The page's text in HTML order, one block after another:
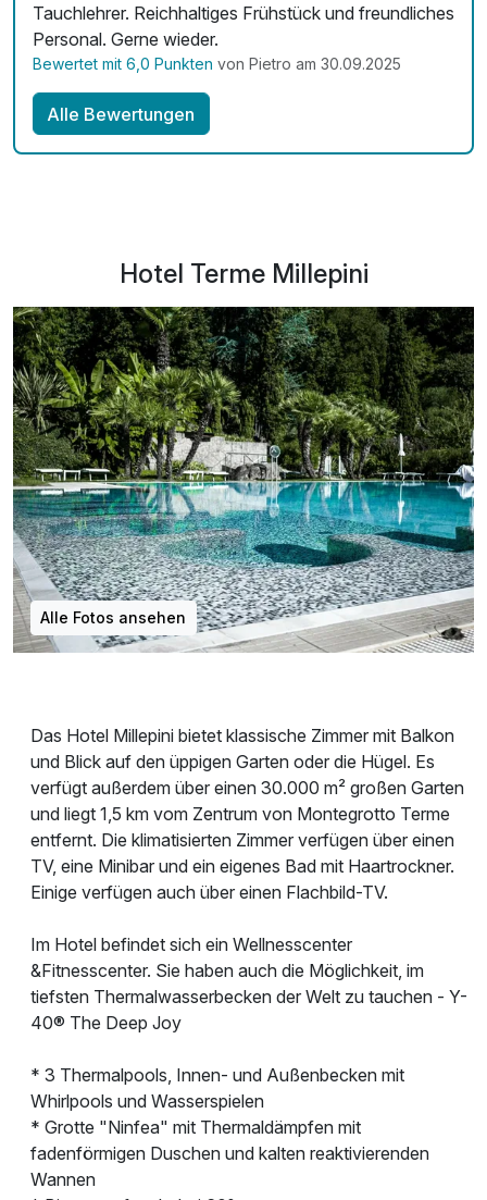
Tauchlehrer. Reichhaltiges Frühstück und freundliches
Personal. Gerne wieder.
Bewertet mit 6,0 Punkten von Pietro am 30.09.2025
Alle Bewertungen
Hotel Terme Millepini
Alle Fotos ansehen
Das Hotel Millepini bietet klassische Zimmer mit Balkon
und Blick auf den üppigen Garten oder die Hügel. Es
verfügt außerdem über einen 30.000 m² großen Garten
und liegt 1,5 km vom Zentrum von Montegrotto Terme
entfernt. Die klimatisierten Zimmer verfügen über einen
TV, eine Minibar und ein eigenes Bad mit Haartrockner.
Einige verfügen auch über einen Flachbild-TV.
Im Hotel befindet sich ein Wellnesscenter
&Fitnesscenter. Sie haben auch die Möglichkeit, im
tiefsten Thermalwasserbecken der Welt zu tauchen - Y-
40® The Deep Joy
* 3 Thermalpools, Innen- und Außenbecken mit
Whirlpools und Wasserspielen
* Grotte "Ninfea" mit Thermaldämpfen mit
fadenförmigen Duschen und kalten reaktivierenden
Wannen